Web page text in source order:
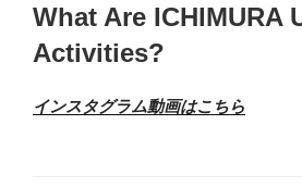
日:
What Are ICHIMURA
Activities?
インスタグラム動画はこちら